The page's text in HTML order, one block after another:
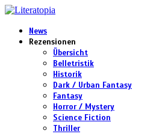
News
Rezensionen
Übersicht
Belletristik
Historik
Dark / Urban Fantasy
Fantasy
Horror / Mystery
Science Fiction
Thriller